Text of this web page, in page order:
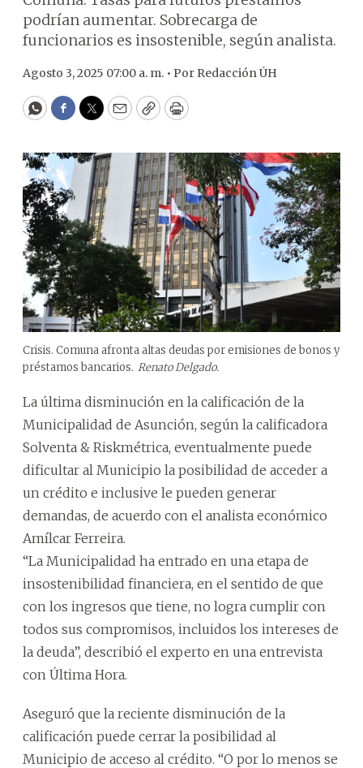
podrían aumentar. Sobrecarga de
funcionarios es insostenible, según analista.
Agosto 3, 2025 07:00 a. m. • Por Redacción ÚH
WhatsApp
Facebook
Twitter
EmailCopyPrint
Crisis. Comuna afronta altas deudas por emisiones de bonos y
préstamos bancarios. Renato Delgado.
La última disminución en la calificación de la
Municipalidad de Asunción, según la calificadora
Solventa & Riskmétrica, eventualmente puede
dificultar al Municipio la posibilidad de acceder a
un crédito e inclusive le pueden generar
demandas, de acuerdo con el analista económico
Amílcar Ferreira.
“La Municipalidad ha entrado en una etapa de
insostenibilidad financiera, en el sentido de que
con los ingresos que tiene, no logra cumplir con
todos sus compromisos, incluidos los intereses de
la deuda”, describió el experto en una entrevista
con Última Hora.
Aseguró que la reciente disminución de la
calificación puede cerrar la posibilidad al
Municipio de acceso al crédito. “O por lo menos se